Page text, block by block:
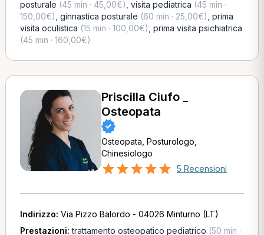
posturale (45 min · 45,00€) visita pediatrica (45 min ·
150,00€) ginnastica posturale (60 min · 25,00€) prima
visita oculistica (15 min · 100,00€) prima visita psichiatrica
(45 min · 160,00€)
Priscilla Ciufo _
Osteopata
Osteopata, Posturologo,
Chinesiologo
5 Recensioni
Indirizzo: Via Pizzo Balordo - 04026 Minturno (LT)
Prestazioni:trattamento osteopatico pediatrico (50 min ·